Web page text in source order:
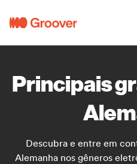
Principais
Descubra e entre em
Alemanha nos gêneros